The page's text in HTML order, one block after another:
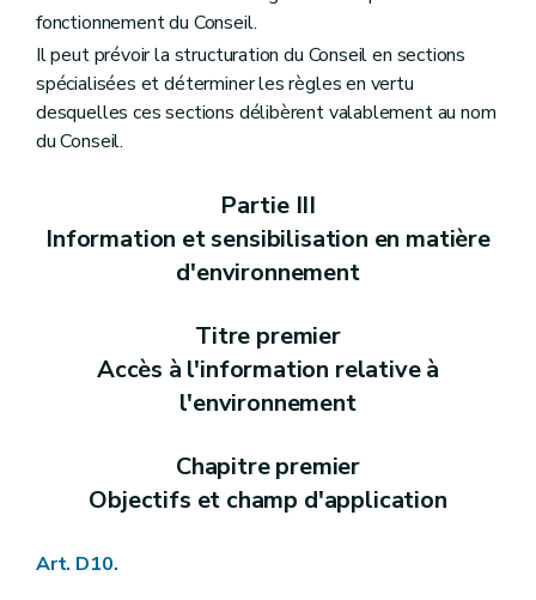
Art. R 22
Art. R 23
Art. R 24
Art. R 25
Art. R 26
Art. R 27
Art. R 31
Art. R 32
Art. R 33
Art. R 36
Art. R 37
Art. R 38
Art. R 40
Art. R 41
Partie IV Planification environnementale dans le cadre du développement durable
Art. R 44
fonctionnement du Conseil.
Il peut prévoir la structuration du Conseil en sections
spécialisées et déterminer les règles en vertu
desquelles ces sections délibèrent valablement au nom
du Conseil.
Partie III
Information et sensibilisation en matière
d'environnement
Titre premier
Accès à l'information relative à
l'environnement
Chapitre premier
Objectifs et champ d'application
Art. D10.